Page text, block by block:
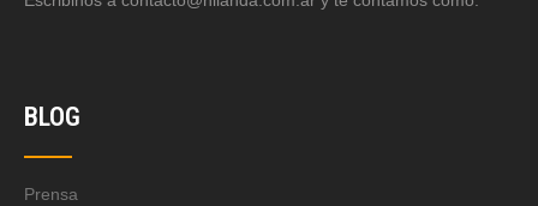
BLOG
Prensa